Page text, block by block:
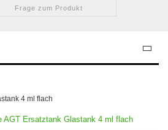
Frage zum Produkt
4 ml flach
AGT Ersatztank Glastank 4 ml flach